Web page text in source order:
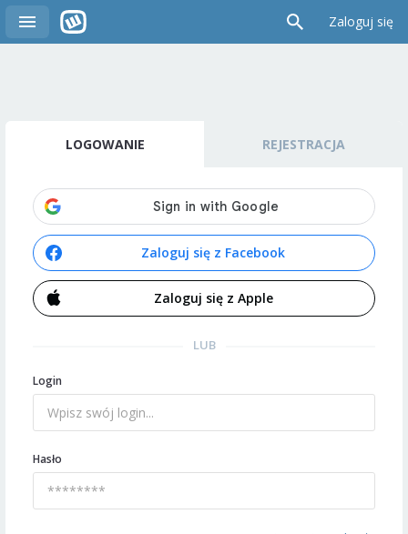
Zaloguj się
LOGOWANIE REJESTRACJA
Zaloguj się z Facebook
Zaloguj się z Apple
LUB
Login
Hasło